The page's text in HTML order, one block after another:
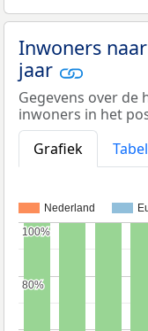
Inwoners
jaar
Gegevens over de
inwoners in het
Grafiek
Tabel
Nederland
80%
80%
100%
100%